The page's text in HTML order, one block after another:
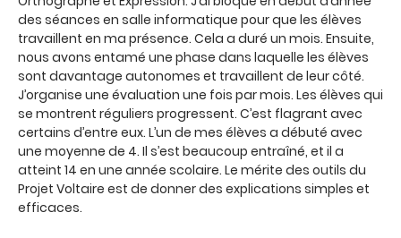
des séances en salle informatique pour que les élèves
travaillent en ma présence. Cela a duré un mois. Ensuite,
nous avons entamé une phase dans laquelle les élèves
sont davantage autonomes et travaillent de leur côté.
J’organise une évaluation une fois par mois. Les élèves qui
se montrent réguliers progressent. C’est flagrant avec
certains d’entre eux. L’un de mes élèves a débuté avec
une moyenne de 4. Il s’est beaucoup entraîné, et il a
atteint 14 en une année scolaire. Le mérite des outils du
Projet Voltaire est de donner des explications simples et
efficaces.